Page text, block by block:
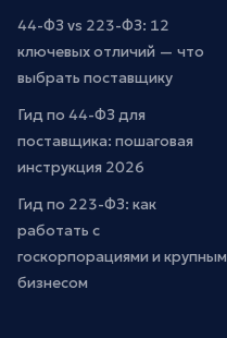
44-ФЗ vs 223-ФЗ: 12
ключевых отличий — что
выбрать поставщику
Гид по 44-ФЗ для
поставщика: пошаговая
инструкция 2026
Гид по 223-ФЗ: как
работать с
госкорпорациями и крупным
бизнесом